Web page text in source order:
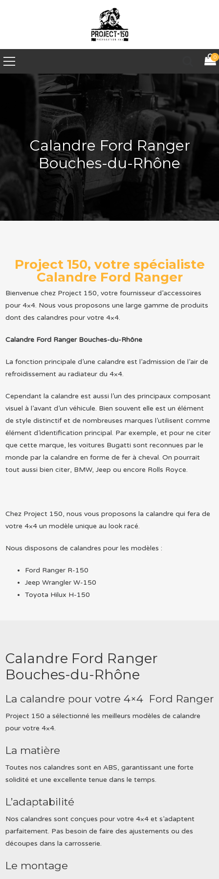
0
Calandre Ford Ranger
Bouches-du-Rhône
Project 150, votre spécialiste
Calandre Ford Ranger
Bienvenue chez Project 150, votre fournisseur d’accessoires
pour 4×4. Nous vous proposons une large gamme de produits
dont des calandres pour votre 4×4.
Calandre Ford Ranger Bouches-du-Rhône
La fonction principale d’une calandre est l’admission de l’air de
refroidissement au radiateur du 4×4.
Cependant la calandre est aussi l’un des principaux composant
visuel à l’avant d’un véhicule. Bien souvent elle est un élément
de style distinctif et de nombreuses marques l’utilisent comme
élément d’identification principal. Par exemple, et pour ne citer
que cette marque, les voitures Bugatti sont reconnues par le
monde par la calandre en forme de fer à cheval. On pourrait
tout aussi bien citer, BMW, Jeep ou encore Rolls Royce.
Chez Project 150, nous vous proposons la calandre qui fera de
votre 4×4 un modèle unique au look racé.
Nous disposons de calandres pour les modèles :
Ford Ranger R-150
Jeep Wrangler W-150
Toyota Hilux H-150
Calandre Ford Ranger
Bouches-du-Rhône
La calandre pour votre 4×4 Ford Ranger
Project 150 a sélectionné les meilleurs modèles de calandre
pour votre 4×4.
La matière
Toutes nos calandres sont en ABS, garantissant une forte
solidité et une excellente tenue dans le temps.
L’adaptabilité
Nos calandres sont conçues pour votre 4×4 et s’adaptent
parfaitement. Pas besoin de faire des ajustements ou des
découpes dans la carrosserie.
Le montage